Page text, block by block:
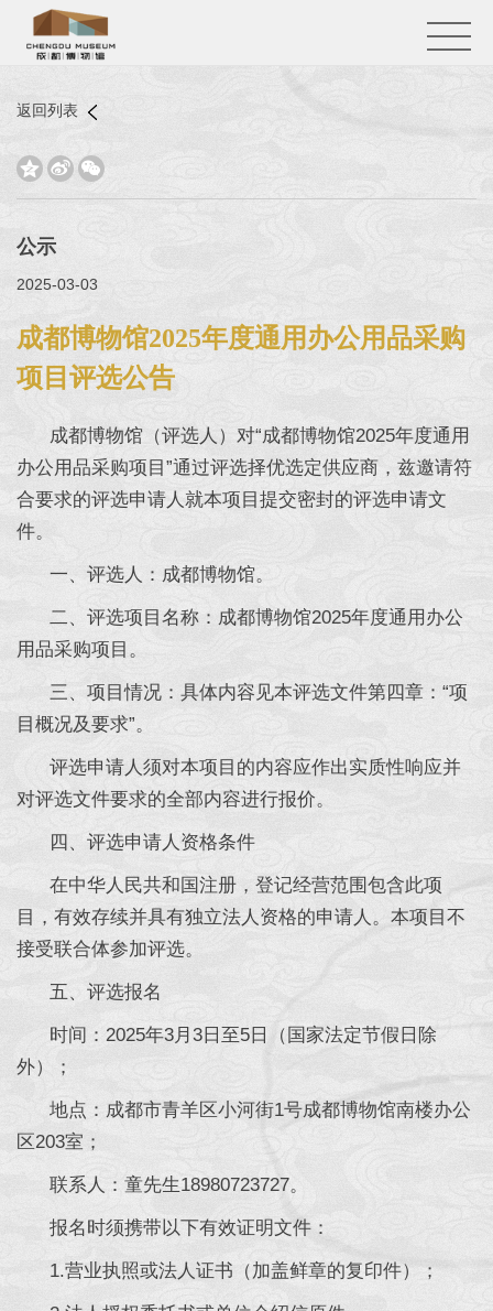
返回列表
  
公示
2025-03-03
成都博物馆2025年度通用办公用品采购
项目评选公告
成都博物馆（评选人）对“成都博物馆2025年度通用
办公用品采购项目”通过评选择优选定供应商，兹邀请符
合要求的评选申请人就本项目提交密封的评选申请文
件。
一、评选人：成都博物馆。
二、评选项目名称：成都博物馆2025年度通用办公
用品采购项目。
三、项目情况：具体内容见本评选文件第四章：“项
目概况及要求”。
评选申请人须对本项目的内容应作出实质性响应并
对评选文件要求的全部内容进行报价。
四、评选申请人资格条件
在中华人民共和国注册，登记经营范围包含此项
目，有效存续并具有独立法人资格的申请人。本项目不
接受联合体参加评选。
五、评选报名
时间：2025年3月3日至5日（国家法定节假日除
外）；
地点：成都市青羊区小河街1号成都博物馆南楼办公
区203室；
联系人：童先生18980723727。
报名时须携带以下有效证明文件：
1.营业执照或法人证书（加盖鲜章的复印件）；